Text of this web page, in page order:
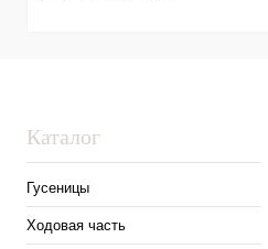
Каталог
Гусеницы
Ходовая часть